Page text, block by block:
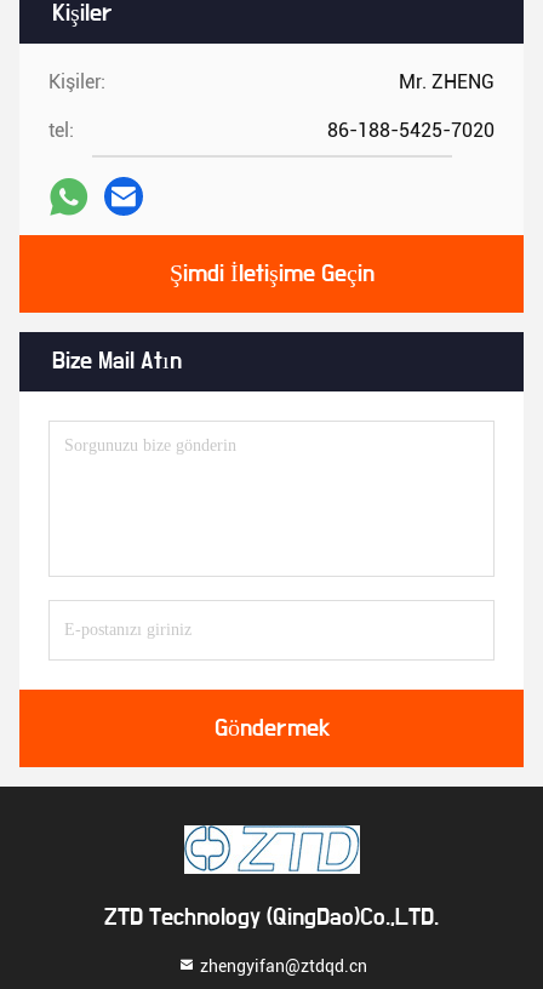
Kişiler
Kişiler: Mr. ZHENG
tel: 86-188-5425-7020
Şimdi İletişime Geçin
Bize Mail Atın
Göndermek
ZTD Technology (QingDao)Co.,LTD.
zhengyifan@ztdqd.cn